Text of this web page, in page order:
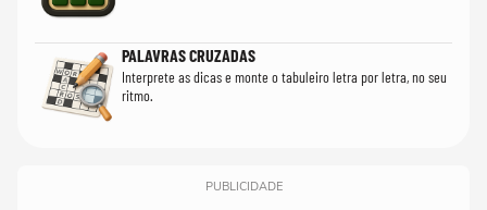
PALAVRAS CRUZADAS
Interprete as dicas e monte o tabuleiro letra por letra, no seu
ritmo.
PUBLICIDADE